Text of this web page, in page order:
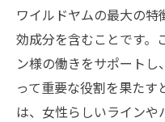
ワイルドヤムの最大の
効成分を含むことです。
ン様の働きをサポートし
って重要な役割を果たす
は、女性らしいラインや